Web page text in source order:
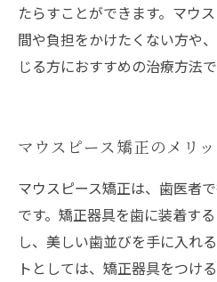
たらすことができます。マウ
間や負担をかけたくない方や
じる方におすすめの治療方法で
マウスピース矯正のメリ
マウスピース矯正は、歯医者
です。矯正器具を歯に装着す
し、美しい歯並びを手に入れ
トとしては、矯正器具をつけ